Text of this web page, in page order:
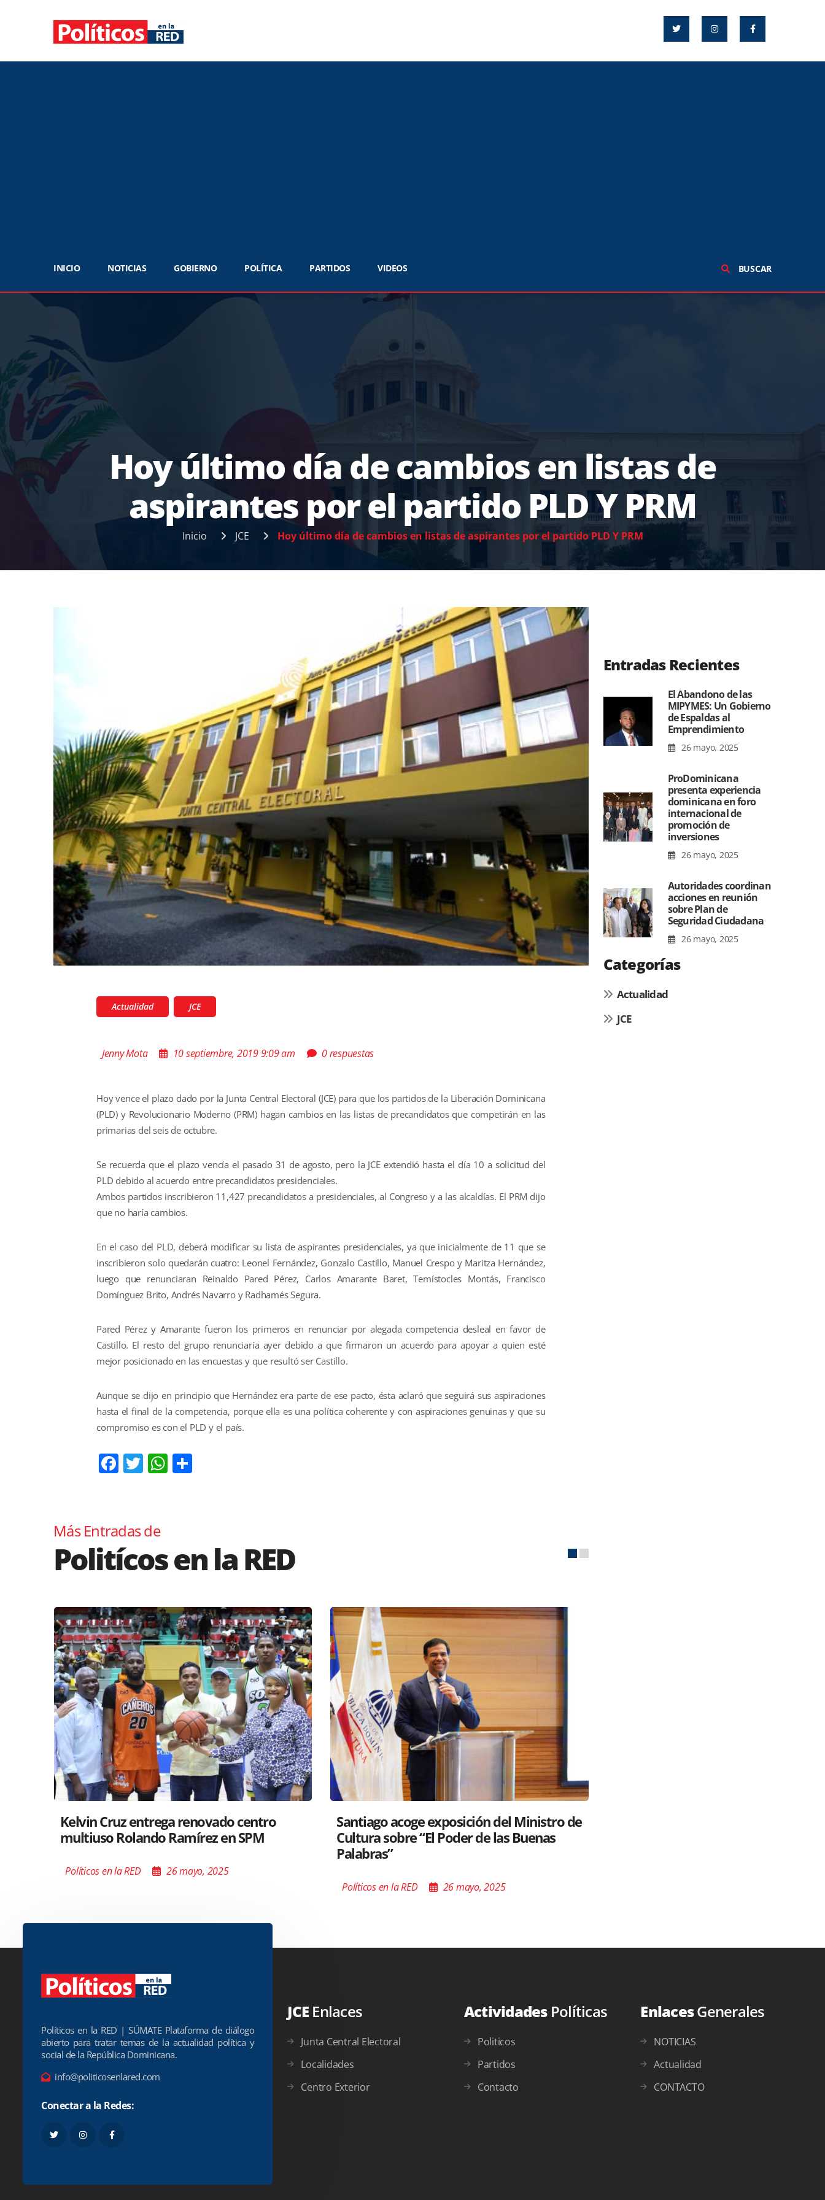
INICIO NOTICIAS GOBIERNO POLÍTICA PARTIDOS VIDEOS BUSCAR
Hoy último día de cambios en listas de
aspirantes por el partido PLD Y PRM
Inicio JCE Hoy último día de cambios en listas de aspirantes por el partido PLD Y PRM
Actualidad JCE
Jenny Mota 10 septiembre, 2019 9:09 am 0 respuestas
Hoy vence el plazo dado por la Junta Central Electoral (JCE) para que los partidos de la Liberación Dominicana
(PLD) y Revolucionario Moderno (PRM) hagan cambios en las listas de precandidatos que competirán en las
primarias del seis de octubre.
Se recuerda que el plazo vencía el pasado 31 de agosto, pero la JCE extendió hasta el día 10 a solicitud del
PLD debido al acuerdo entre precandidatos presidenciales.
Ambos partidos inscribieron 11,427 precandidatos a presidenciales, al Congreso y a las alcaldías. El PRM dijo
que no haría cambios.
En el caso del PLD, deberá modificar su lista de aspirantes presidenciales, ya que inicialmente de 11 que se
inscribieron solo quedarán cuatro: Leonel Fernández, Gonzalo Castillo, Manuel Crespo y Maritza Hernández,
luego que renunciaran Reinaldo Pared Pérez, Carlos Amarante Baret, Temístocles Montás, Francisco
Domínguez Brito, Andrés Navarro y Radhamés Segura.
Pared Pérez y Amarante fueron los primeros en renunciar por alegada competencia desleal en favor de
Castillo. El resto del grupo renunciaría ayer debido a que firmaron un acuerdo para apoyar a quien esté
mejor posicionado en las encuestas y que resultó ser Castillo.
Aunque se dijo en principio que Hernández era parte de ese pacto, ésta aclaró que seguirá sus aspiraciones
hasta el final de la competencia, porque ella es una política coherente y con aspiraciones genuinas y que su
compromiso es con el PLD y el país.
Facebook
TwitterWhatsApp
Más Entradas de
Politícos en la RED
Santiago acoge exposición del Ministro de
Cultura sobre “El Poder de las Buenas
RD y Perú colaboran para proyectar su
gastronomía a nivel global
Entradas Recientes
El Abandono de las
MIPYMES: Un Gobierno
de Espaldas al
Emprendimiento
26 mayo, 2025
ProDominicana
presenta experiencia
dominicana en foro
internacional de
promoción de
inversiones
26 mayo, 2025
Autoridades coordinan
acciones en reunión
sobre Plan de
Seguridad Ciudadana
26 mayo, 2025
Categorías
Actualidad
JCE
Políticos en la RED | SÚMATE Plataforma de diálogo
abierto para tratar temas de la actualidad política y
social de la República Dominicana.
info@politicosenlared.com
Conectar a la Redes:
JCE Enlaces
Junta Central Electoral
Localidades
Centro Exterior
Actividades Políticas
Politicos
Partidos
Contacto
EnlacesGenerales
NOTICIAS
Actualidad
CONTACTO